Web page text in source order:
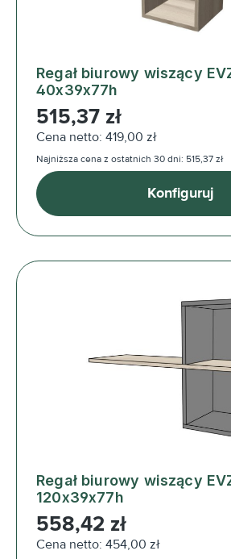
Regał biurowy wiszący EVZ12
40x39x77h
Cena regularna:
515,37 zł
Cena netto: 419,00 zł
Najniższa cena z ostatnich 30 dni: 515,37 zł
Konfiguruj
Regał biurowy wiszący EVZ13
120x39x77h
Cena regularna:
558,42 zł
Cena netto: 454,00 zł